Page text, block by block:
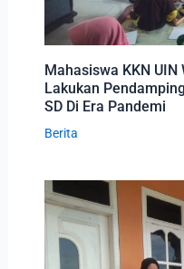
Mahasiswa KKN
Lakukan
SD Di Era Pandemi
Berita